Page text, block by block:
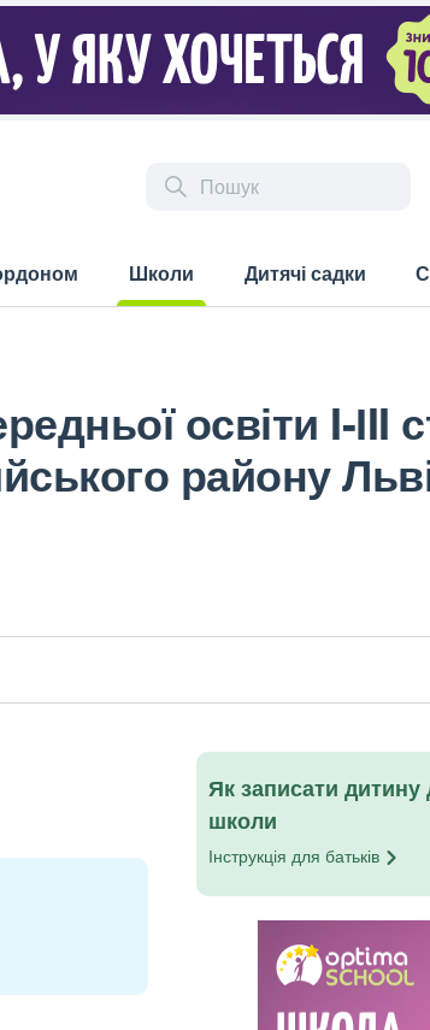
Школи
Дитячі садки
освіти I-ІII
району
Як записати дитину
школи
Інструкція для батьків